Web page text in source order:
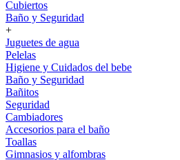
Cubiertos
Baño y Seguridad
+
Juguetes de agua
Pelelas
Higiene y Cuidados del bebe
Baño y Seguridad
Bañitos
Seguridad
Cambiadores
Accesorios para el baño
Toallas
Gimnasios y alfombras